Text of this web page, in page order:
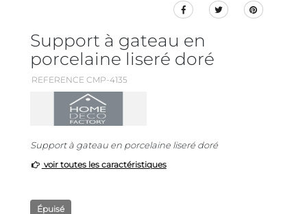
Support à gateau en
porcelaine liseré doré
REFERENCE CMP-4135
Support à gateau en porcelaine liseré doré
voir toutes les caractéristiques
Épuisé